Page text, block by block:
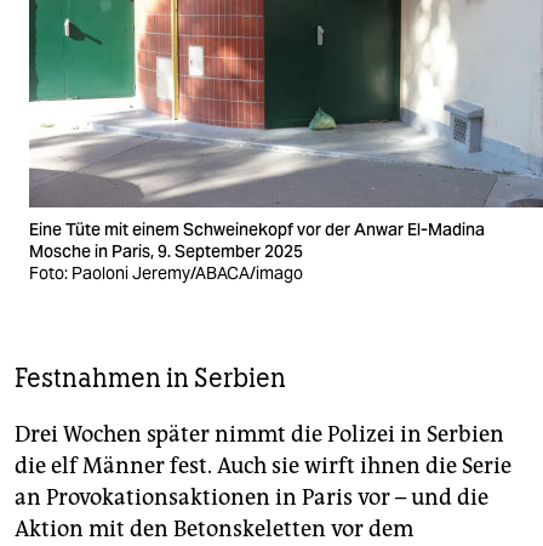
Eine Tüte mit einem Schweinekopf vor der Anwar El-Madina
Mosche in Paris, 9. September 2025
Foto: Paoloni Jeremy/ABACA/imago
Festnahmen in Serbien
Drei Wochen später nimmt die Polizei in Serbien
die elf Männer fest. Auch sie wirft ihnen die Serie
an Provokationsaktionen in Paris vor – und die
Aktion mit den Betonskeletten vor dem